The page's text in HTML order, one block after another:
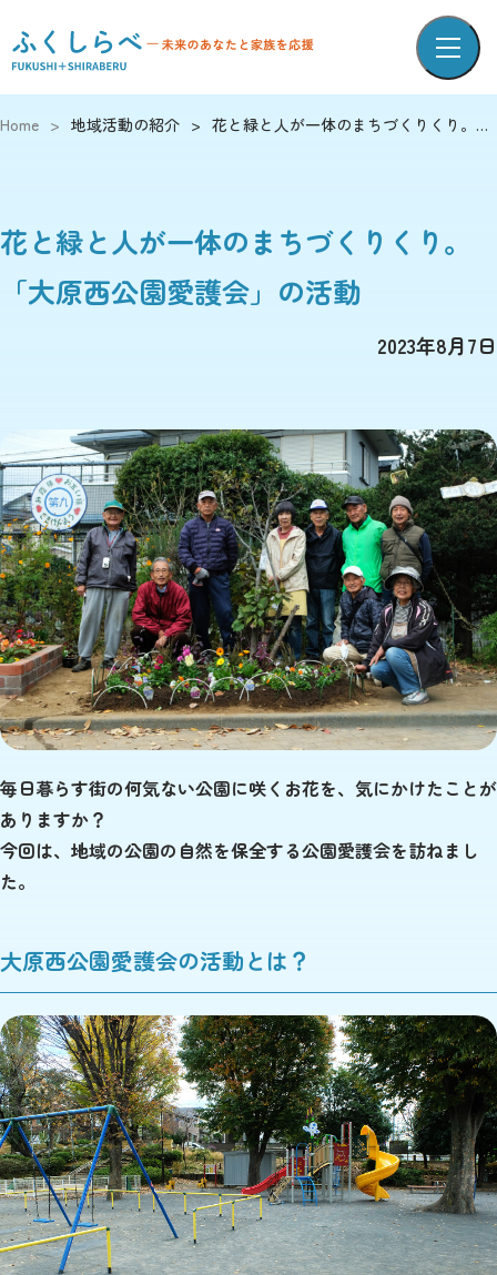
Home > 地域活動の紹介 > 花と緑と人が一体のまちづくりくり。「大原西公園愛護会」の活動
花と緑と人が一体のまちづくりくり。
「大原西公園愛護会」の活動
2023年8月7日
毎日暮らす街の何気ない公園に咲くお花を、気にかけたことが
ありますか？
今回は、地域の公園の自然を保全する公園愛護会を訪ねまし
た。
大原西公園愛護会の活動とは？